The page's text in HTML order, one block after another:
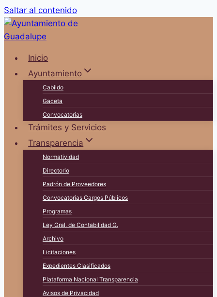
Saltar al contenido
Inicio
Ayuntamiento
Cabildo
Gaceta
Convocatorias
Trámites y Servicios
Transparencia
Normatividad
Directorio
Padrón de Proveedores
Convocatorias Cargos Públicos
Programas
Ley Gral. de Contabilidad G.
Archivo
Licitaciones
Expedientes Clasificados
Plataforma Nacional Transparencia
Avisos de Privacidad